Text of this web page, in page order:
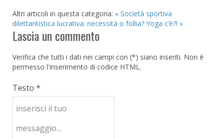
Altri articoli in questa categoria: « Società sportiva
dilettantistica lucrativa: necessità o follia? Yoga c’è?! »
Lascia un commento
Verifica che tutti i dati nei campi con (*) siano inseriti. Non è
permesso l'inserimento di codice HTML.
Testo *